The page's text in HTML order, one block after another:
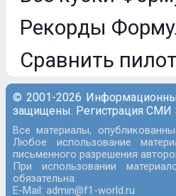
Рекорды
Сравнить
© 2001-2026
защищены. Регистрация
Все материалы,
Любое использование
письменного разрешения
При использовании
обязательна.
E-Mail: admin@f1-world.ru